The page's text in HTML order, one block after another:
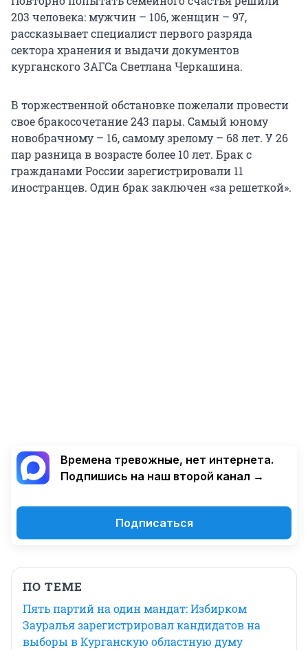
203 человека: мужчин – 106, женщин – 97,
рассказывает специалист первого разряда
сектора хранения и выдачи документов
курганского ЗАГСа Светлана Черкашина.
В торжественной обстановке пожелали провести
свое бракосочетание 243 пары. Самый юному
новобрачному – 16, самому зрелому – 68 лет. У 26
пар разница в возрасте более 10 лет. Брак с
гражданами России зарегистрировали 11
иностранцев. Один брак заключен «за решеткой».
Времена тревожные, нет интернета.
Подпишись на наш второй канал →
Подписаться
ПО ТЕМЕ
Пять партий на один мандат: Избирком
Зауралья зарегистрировал кандидатов на
выборы в Курганскую областную думу